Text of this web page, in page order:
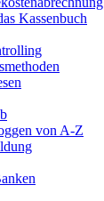
Kassenbuch
von A-Z